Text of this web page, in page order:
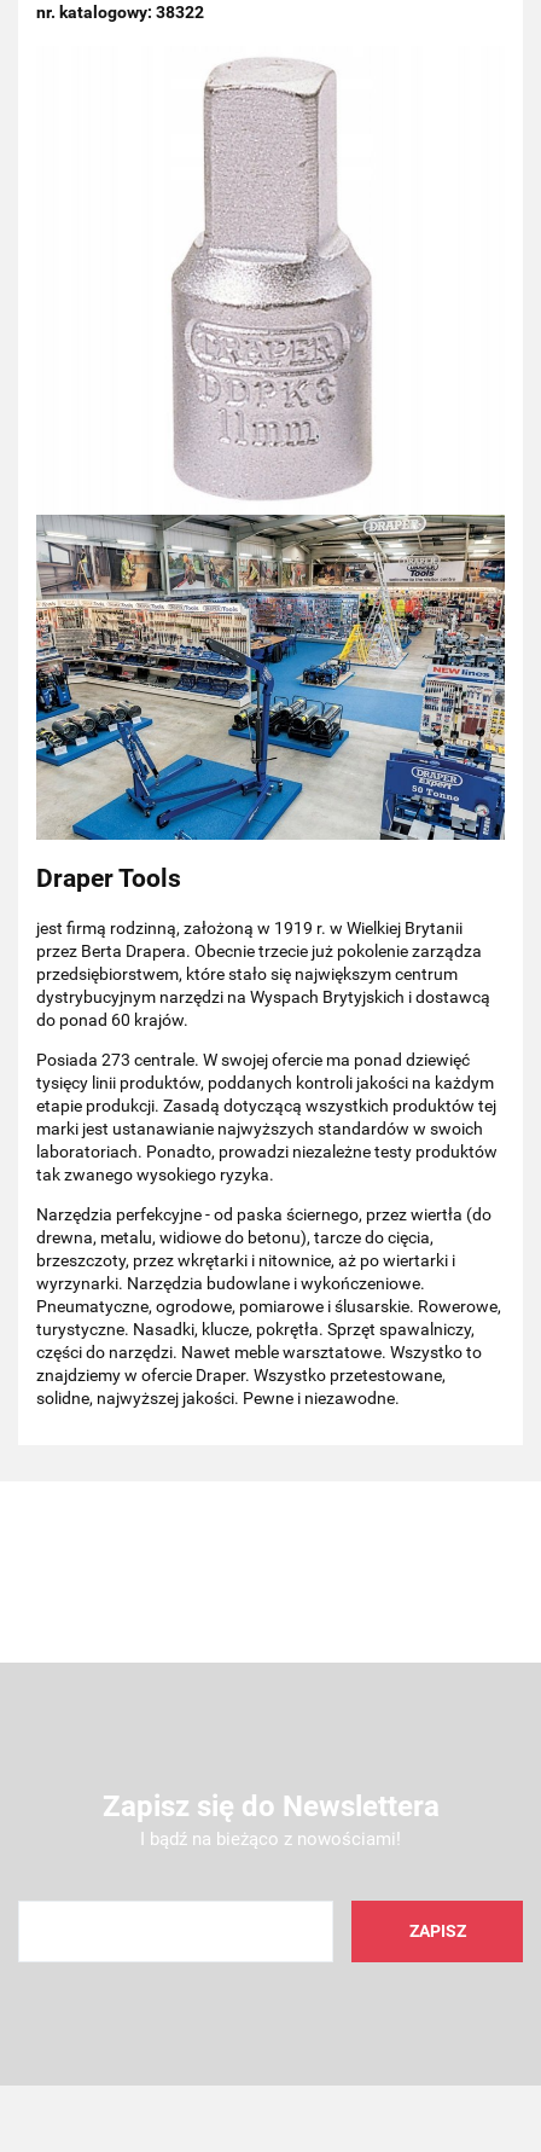
nr. katalogowy: 38322
Draper Tools
jest firmą rodzinną, założoną w 1919 r. w Wielkiej Brytanii
przez Berta Drapera. Obecnie trzecie już pokolenie zarządza
przedsiębiorstwem, które stało się największym centrum
dystrybucyjnym narzędzi na Wyspach Brytyjskich i dostawcą
do ponad 60 krajów.
Posiada 273 centrale. W swojej ofercie ma ponad dziewięć
tysięcy linii produktów, poddanych kontroli jakości na każdym
etapie produkcji. Zasadą dotyczącą wszystkich produktów tej
marki jest ustanawianie najwyższych standardów w swoich
laboratoriach. Ponadto, prowadzi niezależne testy produktów
tak zwanego wysokiego ryzyka.
Narzędzia perfekcyjne - od paska ściernego, przez wiertła (do
drewna, metalu, widiowe do betonu), tarcze do cięcia,
brzeszczoty, przez wkrętarki i nitownice, aż po wiertarki i
wyrzynarki. Narzędzia budowlane i wykończeniowe.
Pneumatyczne, ogrodowe, pomiarowe i ślusarskie. Rowerowe,
turystyczne. Nasadki, klucze, pokrętła. Sprzęt spawalniczy,
części do narzędzi. Nawet meble warsztatowe. Wszystko to
znajdziemy w ofercie Draper. Wszystko przetestowane,
solidne, najwyższej jakości. Pewne i niezawodne.
Zapisz się do Newslettera
I bądź na bieżąco z nowościami!